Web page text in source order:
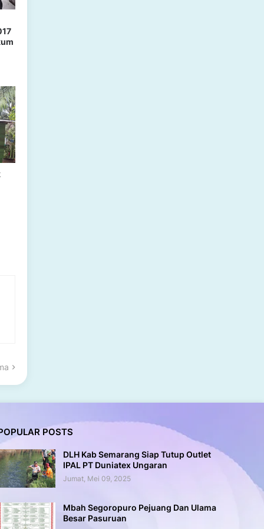
POSTS
DLH Kab Semarang Siap Tutup Outlet
IPAL PT Duniatex Ungaran
Jumat, Mei 09, 2025
Mbah Segoropuro Pejuang Dan Ulama
Besar Pasuruan